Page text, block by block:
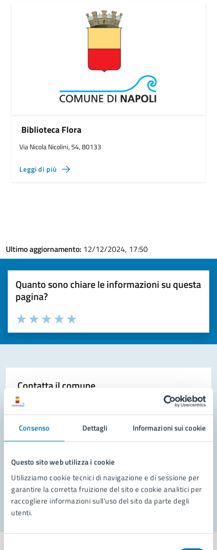
Consenso Dettagli Informazioni sui cookie
Questo sito web utilizza i cookie
Utilizziamo cookie tecnici di navigazione e di sessione per
garantire la corretta fruizione del sito e cookie analitici per
raccogliere informazioni sull'uso del sito da parte degli
utenti.
Biblioteca Flora
Via Nicola Nicolini, 54, 80133
Leggi di più
Ultimo aggiornamento: 12/12/2024, 17:50
Quanto sono chiare le informazioni su questa
pagina?
Valuta la chiarezza delle informazioni (da 1 a 5 stelle)
Seleziona il numero di stelle per valutare la chiarezza delle
Valuta 5 stelle su 5
Valuta 4 stelle su 5
Valuta 3 stelle su 5
Valuta 2 stelle su 5
Valuta 1 stelle su 5
Contatta il comune
Richiedi assistenza
Segnala disservizio